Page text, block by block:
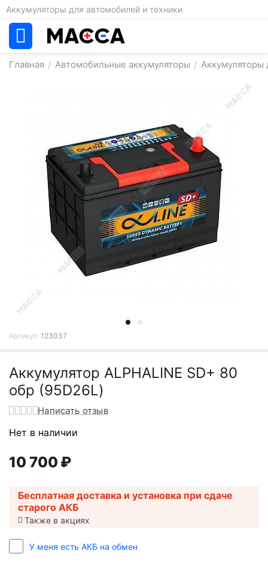
Аккумуляторы для автомобилей и техники
Главная / Автомобильные аккумуляторы / Аккумуляторы
Артикул: 123037
Аккумулятор ALPHALINE SD+ 80
обр (95D26L)
Написать отзыв
Нет в наличии
10 700 ₽
Бесплатная доставка и установка при сдаче
старого АКБ
Также в акциях
У меня есть АКБ на обмен